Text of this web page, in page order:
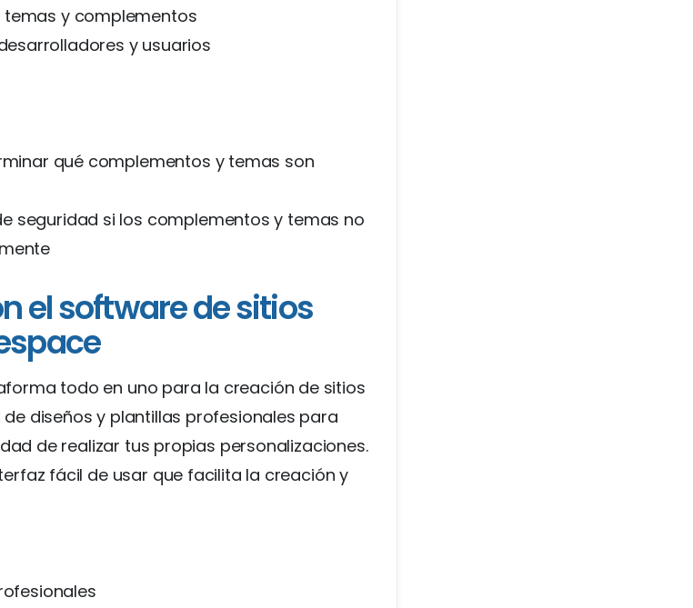
temas y complementos
y usuarios
qué complementos y temas son
seguridad si los complementos y temas no
el software de sitios
todo en uno para la creación de sitios
diseños y plantillas profesionales para
de realizar tus propias personalizaciones.
fácil de usar que facilita la creación y